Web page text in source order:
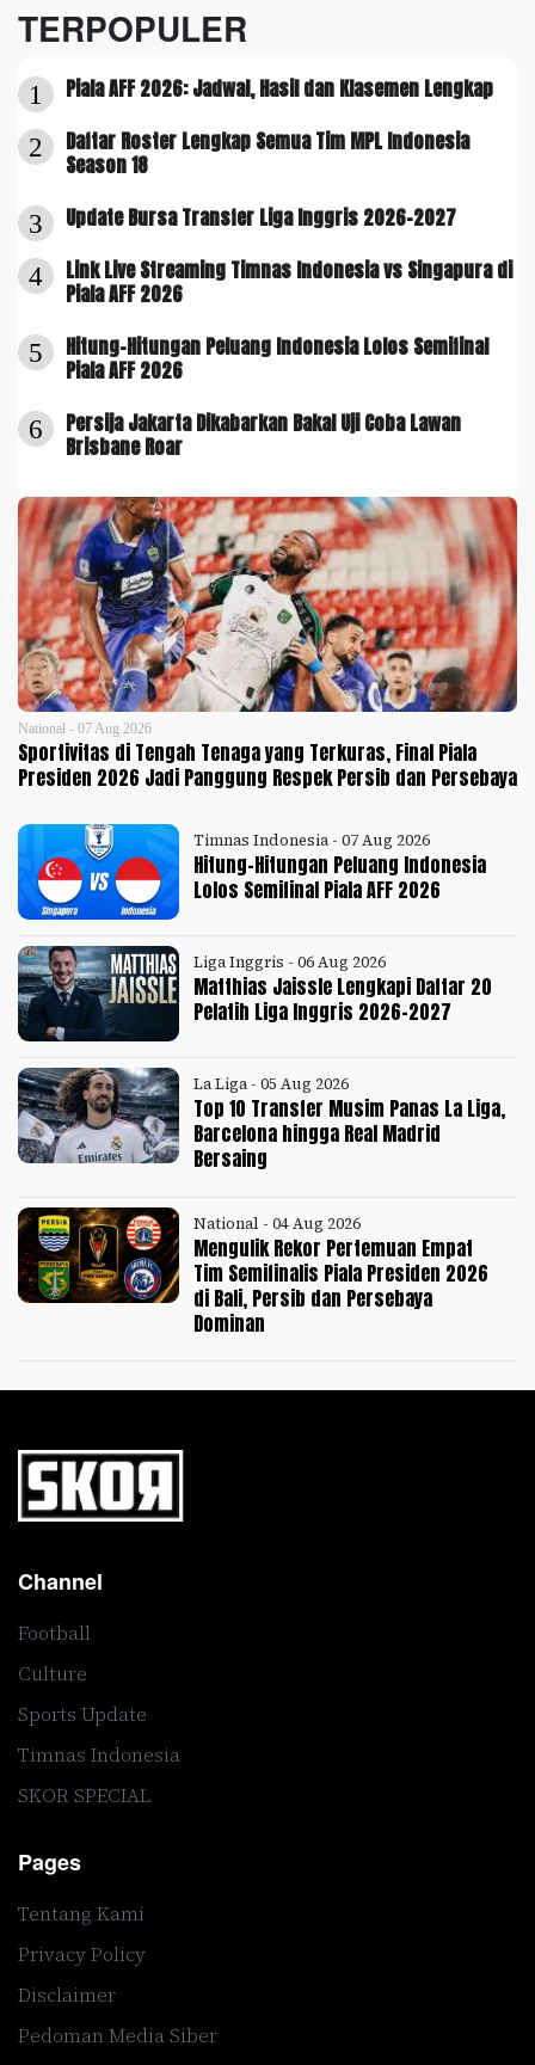
TERPOPULER
1 Piala AFF 2026: Jadwal, Hasil dan Klasemen Lengkap
2
Daftar Roster Lengkap Semua Tim MPL Indonesia
Season 18
3 Update Bursa Transfer Liga Inggris 2026-2027
4
Link Live Streaming Timnas Indonesia vs Singapura di
Piala AFF 2026
5
Hitung-Hitungan Peluang Indonesia Lolos Semifinal
Piala AFF 2026
6
Persija Jakarta Dikabarkan Bakal Uji Coba Lawan
Brisbane Roar
National - 07 Aug 2026
Sportivitas di Tengah Tenaga yang Terkuras, Final Piala
Presiden 2026 Jadi Panggung Respek Persib dan Persebaya
Timnas Indonesia - 07 Aug 2026
Hitung-Hitungan Peluang Indonesia
Lolos Semifinal Piala AFF 2026
Liga Inggris - 06 Aug 2026
Matthias Jaissle Lengkapi Daftar 20
Pelatih Liga Inggris 2026-2027
La Liga - 05 Aug 2026
Top 10 Transfer Musim Panas La Liga,
Barcelona hingga Real Madrid
Bersaing
National - 04 Aug 2026
Mengulik Rekor Pertemuan Empat
Tim Semifinalis Piala Presiden 2026
di Bali, Persib dan Persebaya
Dominan
Channel
Football
Culture
Sports Update
Timnas Indonesia
SKOR SPECIAL
Pages
Tentang Kami
Privacy Policy
Disclaimer
Pedoman Media Siber